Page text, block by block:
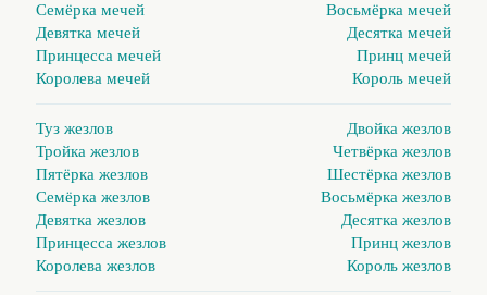
Семёрка мечей
Восьмёрка мечей
Девятка мечей
Десятка мечей
Принцесса мечей
Принц мечей
Королева мечей
Король мечей
Туз жезлов
Двойка жезлов
Тройка жезлов
Четвёрка жезлов
Пятёрка жезлов
Шестёрка жезлов
Семёрка жезлов
Восьмёрка жезлов
Девятка жезлов
Десятка жезлов
Принцесса жезлов
Принц жезлов
Королева жезлов
Король жезлов